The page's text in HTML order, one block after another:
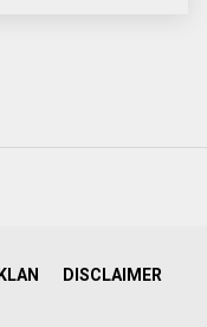
DISCLAIMER